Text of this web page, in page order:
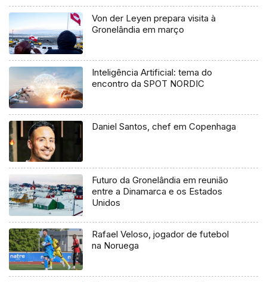
Von der Leyen prepara visita à
Gronelândia em março
Inteligência Artificial: tema do
encontro da SPOT NORDIC
Daniel Santos, chef em Copenhaga
Futuro da Gronelândia em reunião
entre a Dinamarca e os Estados
Unidos
Rafael Veloso, jogador de futebol
na Noruega